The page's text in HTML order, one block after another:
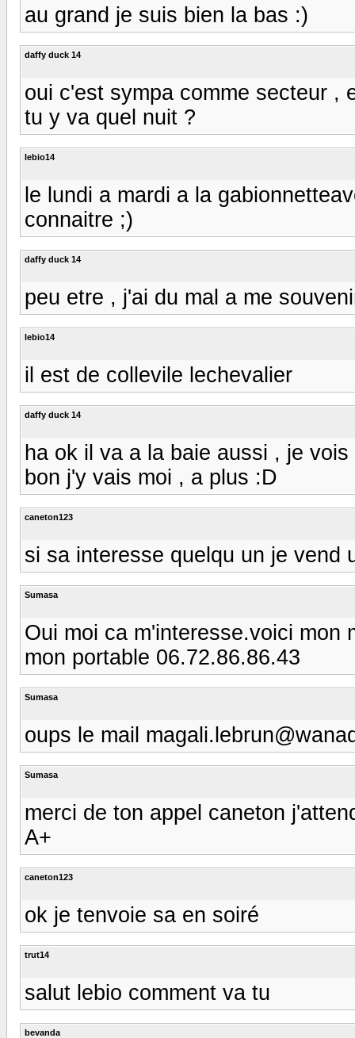
au grand je suis bien la bas :)
daffy duck 14
oui c'est sympa comme secteur ,
tu y va quel nuit ?
lebio14
le lundi a mardi a la
connaitre ;)
daffy duck 14
peu etre , j'ai du mal a me
lebio14
il est de collevile lechevalier
daffy duck 14
ha ok il va a la baie aussi , je vois
bon j'y vais moi , a plus :D
caneton123
si sa interesse quelqu un je vend
Sumasa
Oui moi ca m'interesse.voici mon
mon portable 06.72.86.86.43
Sumasa
oups le mail
Sumasa
merci de ton appel caneton
A+
caneton123
ok je tenvoie sa en soiré
trut14
salut lebio comment va tu
bevanda